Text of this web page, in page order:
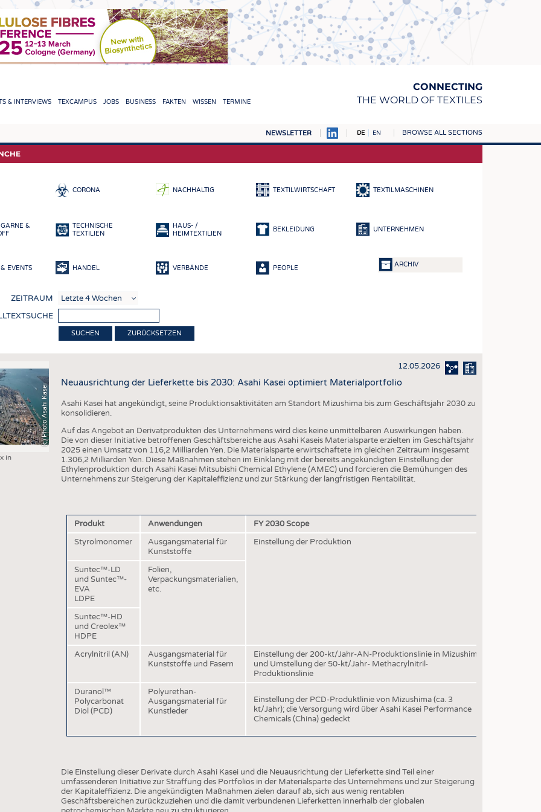
CONNECTING
THE WORLD OF TEXTILES
& INTERVIEWS TEXCAMPUS JOBS BUSINESS FAKTEN WISSEN TERMINE
NEWSLETTER DE EN BROWSE ALL SECTIONS
TEXTILE LEADERSHIP FASERN
GEWEBE
VLIESSTOFFE
NACHHALTIGKEIT
KREISLAUFWIRTSCHAFT
TECHNISCHE TEXTILIEN
SMART TEXTILES
MEDIZIN
HAUS- UND HEIMTEXTILIEN
TESTS
BUSINESS
UNTERNEHMEN
AUSSCHREIBUNGEN
DTV AUSSCHREIBUNGSDIENST
FAKTEN
TERMINE
BRANCHENTERMINE
CORONA NACHHALTIG TEXTILWIRTSCHAFT TEXTILMASCHINEN
&
TECHNISCHE
TEXTILIEN
HAUS- /
HEIMTEXTILIEN
BEKLEIDUNG UNTERNEHMEN
EVENTS HANDEL VERBÄNDE PEOPLE ARCHIV
ZEITRAUM
ZURÜCKSETZEN
(c) Photo Asahi Kasei
in
12.05.2026
Neuausrichtung der Lieferkette bis 2030: Asahi Kasei optimiert Materialportfolio
Asahi Kasei hat angekündigt, seine Produktionsaktivitäten am Standort Mizushima bis zum Geschäftsjahr 2030 zu
konsolidieren.
Auf das Angebot an Derivatprodukten des Unternehmens wird dies keine unmittelbaren Auswirkungen haben.
Die von dieser Initiative betroffenen Geschäftsbereiche aus Asahi Kaseis Materialsparte erzielten im Geschäftsjahr
2025 einen Umsatz von 116,2 Milliarden Yen. Die Materialsparte erwirtschaftete im gleichen Zeitraum insgesamt
1.306,2 Milliarden Yen. Diese Maßnahmen stehen im Einklang mit der bereits angekündigten Einstellung der
Ethylenproduktion durch Asahi Kasei Mitsubishi Chemical Ethylene (AMEC) und forcieren die Bemühungen des
Unternehmens zur Steigerung der Kapitaleffizienz und zur Stärkung der langfristigen Rentabilität.
Produkt Anwendungen
FY 2030 Scope
Styrolmonomer
Ausgangsmaterial für
Kunststoffe
Einstellung der Produktion
Suntec™-LD
und Suntec™-
EVA
LDPE
Folien,
Verpackungsmaterialien,
etc.
Suntec™-HD
und Creolex™
HDPE
Acrylnitril (AN)
Ausgangsmaterial für
Kunststoffe und Fasern
Einstellung der 200-kt/Jahr-AN-Produktionslinie in Mizushima
und Umstellung der 50-kt/Jahr- Methacrylnitril-
Produktionslinie
Duranol™
Polycarbonat
Diol (PCD)
Polyurethan-
Ausgangsmaterial für
Kunstleder
Einstellung der PCD-Produktlinie von Mizushima (ca. 3
kt/Jahr); die Versorgung wird über Asahi Kasei Performance
Chemicals (China) gedeckt
Die Einstellung dieser Derivate durch Asahi Kasei und die Neuausrichtung der Lieferkette sind Teil einer
umfassenderen Initiative zur Straffung des Portfolios in der Materialsparte des Unternehmens und zur Steigerung
der Kapitaleffizienz. Die angekündigten Maßnahmen zielen darauf ab, sich aus wenig rentablen
Geschäftsbereichen zurückzuziehen und die damit verbundenen Lieferketten innerhalb der globalen